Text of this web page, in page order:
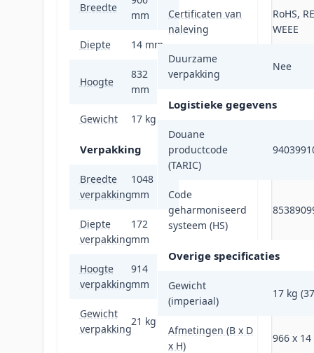
Breedte
mm
Diepte 14 mm
Hoogte
832
mm
Gewicht 17 kg
Verpakking
Breedte
verpakking
1048
mm
Diepte
verpakking
172
mm
Hoogte
verpakking
914
mm
Gewicht
verpakking
21 kg
Certificaten van
naleving
RoHS,
WEEE
Duurzame
verpakking
Nee
Logistieke gegevens
Douane
productcode
(TARIC)
Code
geharmoniseerd
systeem (HS)
Overige specificaties
Gewicht
(imperiaal)
17 kg
Afmetingen (B x D
x H)
966 x